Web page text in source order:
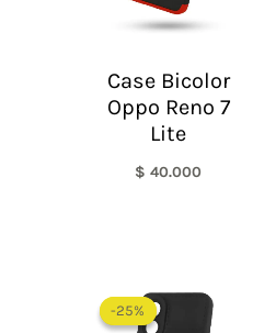
Case Bicolor
Oppo Reno 7
Lite
$ 40.000
-25%
-25%
precio
original